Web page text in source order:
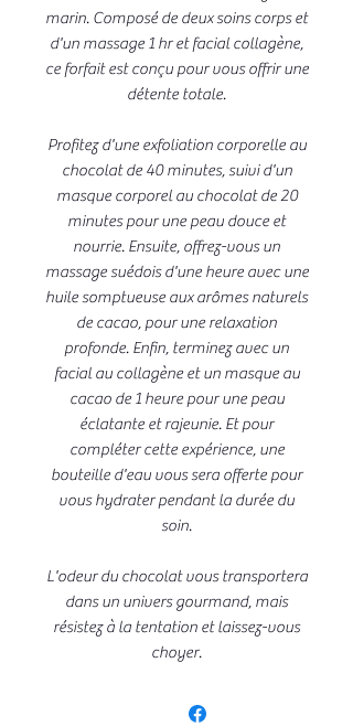
marin. Composé de deux soins corps et
d'un massage 1 hr et facial collagène,
ce forfait est conçu pour vous offrir une
détente totale.
Profitez d'une exfoliation corporelle au
chocolat de 40 minutes, suivi d'un
masque corporel au chocolat de 20
minutes pour une peau douce et
nourrie. Ensuite, offrez-vous un
massage suédois d'une heure avec une
huile somptueuse aux arômes naturels
de cacao, pour une relaxation
profonde. Enfin, terminez avec un
facial au collagène et un masque au
cacao de 1 heure pour une peau
éclatante et rajeunie. Et pour
compléter cette expérience, une
bouteille d'eau vous sera offerte pour
vous hydrater pendant la durée du
soin.
L'odeur du chocolat vous transportera
dans un univers gourmand, mais
résistez à la tentation et laissez-vous
choyer.